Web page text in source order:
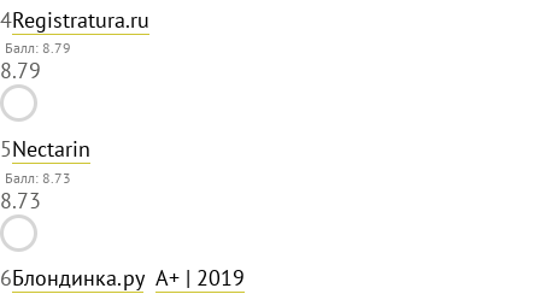
4Registratura.ru
Балл: 8.79
8.79
5Nectarin
Балл: 8.73
8.73
6Блондинка.ру A+ | 2019